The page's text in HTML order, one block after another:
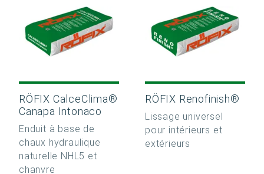
RÖFIX CalceClima®
Canapa Intonaco
Enduit à base de
chaux hydraulique
naturelle NHL5 et
chanvre
RÖFIX Renofinish®
Lissage universel
pour intérieurs et
extérieurs